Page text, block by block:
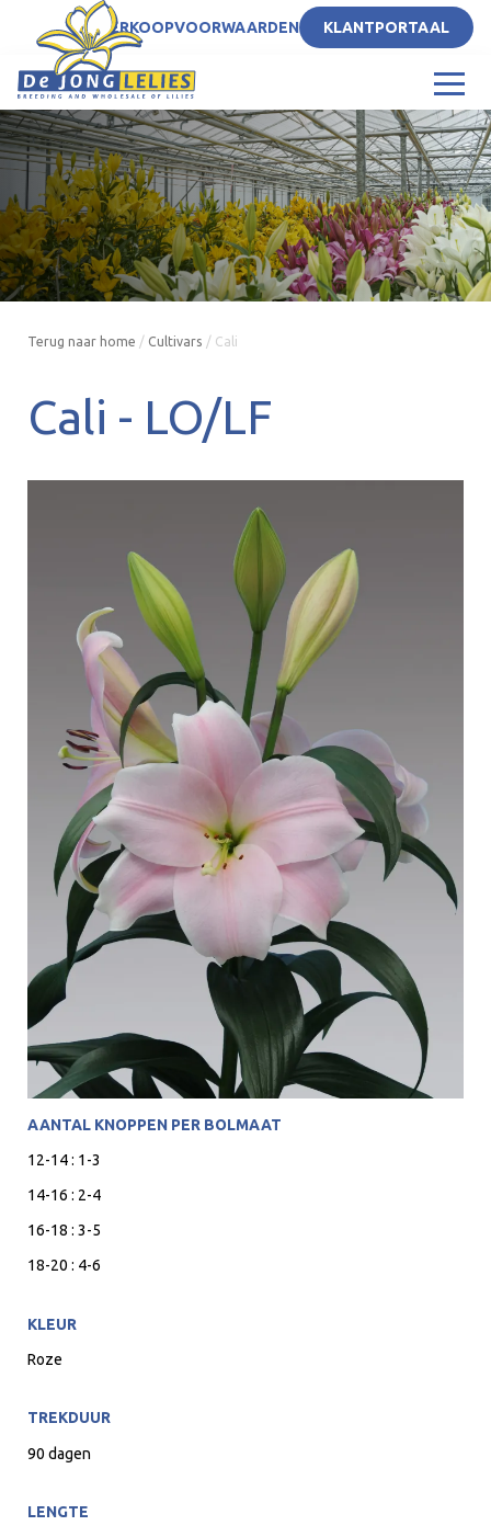
NLVERKOOPVOORWAARDEN KLANTPORTAAL
Terug naar home / Cultivars / Cali
Cali - LO/LF
AANTAL KNOPPEN PER BOLMAAT
12-14 : 1-3
14-16 : 2-4
16-18 : 3-5
18-20 : 4-6
KLEUR
Roze
TREKDUUR
90 dagen
LENGTE